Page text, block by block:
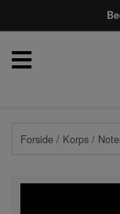
Forside / Korps /